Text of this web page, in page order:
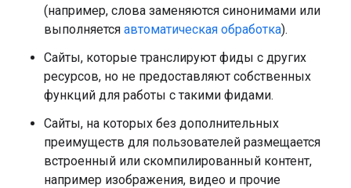
(например, слова заменяются синонимами или
выполняется автоматическая обработка).
Сайты, которые транслируют фиды с других
ресурсов, но не предоставляют собственных
функций для работы с такими фидами.
Сайты, на которых без дополнительных
преимуществ для пользователей размещается
встроенный или скомпилированный контент,
например изображения, видео и прочие